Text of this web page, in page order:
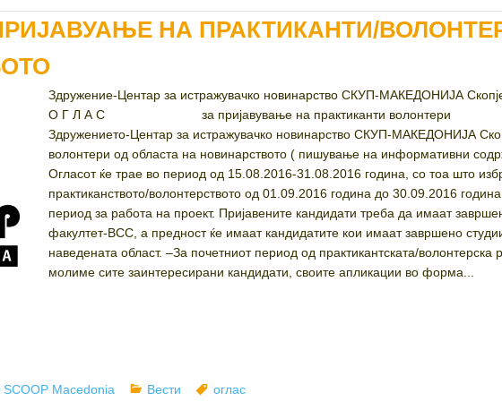
НА ПРАКТИКАНТИ/
Здружение-Центар за истражувачко новинарство
О Г Л А С за пријавување на практиканти
Здружението-Центар за истражувачко новинарство СКУП-МАКЕДОНИЈА
волонтери од областа на новинарството ( пишување на информативни
Огласот ќе трае во период од 15.08.2016-31.08.2016 година, со тоа што
практиканството/волонтерството од 01.09.2016 година до 30.09.2016
период за работа на проект. Пријавените кандидати треба да имаат
факултет-ВСС, а предност ќе имаат кандидатите кои имаат завршено
наведената област. –За почетниот период од практикантската/
молиме сите заинтересирани кандидати, своите апликации во форма...
SCOOP Macedonia Categories
Вести Tags
оглас